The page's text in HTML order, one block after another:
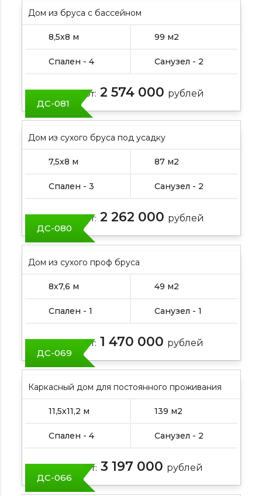
Дом из бруса с бассейном
8,5х8 м 99 м2
Спален - 4 Санузел - 2
Цена от: 2 574 000 рублей
ДС-081
Дом из сухого бруса под усадку
7,5х8 м 87 м2
Спален - 3 Санузел - 2
Цена от: 2 262 000 рублей
ДС-080
Дом из сухого проф бруса
8х7,6 м 49 м2
Спален - 1 Санузел - 1
Цена от: 1 470 000 рублей
ДС-069
Каркасный дом для постоянного проживания
11,5х11,2 м 139 м2
Спален - 4 Санузел - 2
Цена от: 3 197 000 рублей
ДС-066